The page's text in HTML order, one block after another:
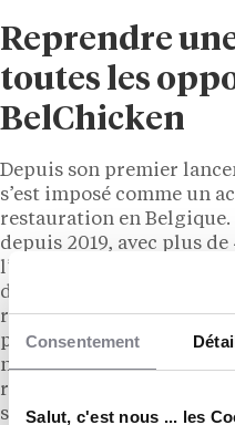
Consentement
Salut, c'est nous ... les
Reprendre
toutes les
BelChicken
Depuis son premier
s’est imposé comme un
restauration en
depuis 2019, avec plus
l’Europe, témoigne de
de ses plats à base de
remarquables, la
palais et d’élargir son
nouveaux restaurants
renforcer encore sa
scène culinaire